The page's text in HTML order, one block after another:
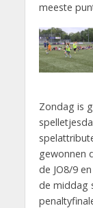
meeste
Zondag is
gewonnen
de JO8/9
de middag